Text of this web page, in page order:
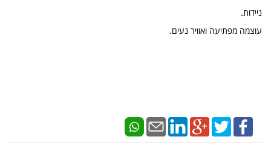
ניידות.
עוצמה מפתיעה ואוויר נעים.